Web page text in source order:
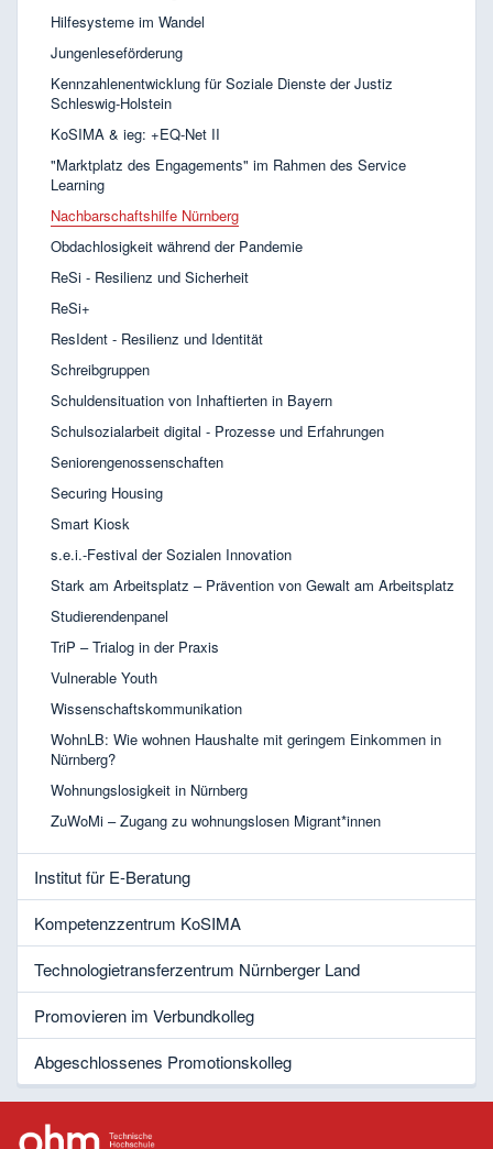
Hilfesysteme im Wandel
Jungenleseförderung
Kennzahlenentwicklung für Soziale Dienste der Justiz
Schleswig-Holstein
KoSIMA & ieg: +EQ-Net II
"Marktplatz des Engagements" im Rahmen des Service
Learning
Nachbarschaftshilfe Nürnberg
Obdachlosigkeit während der Pandemie
ReSi - Resilienz und Sicherheit
ReSi+
ResIdent - Resilienz und Identität
Schreibgruppen
Schuldensituation von Inhaftierten in Bayern
Schulsozialarbeit digital - Prozesse und Erfahrungen
Seniorengenossenschaften
Securing Housing
Smart Kiosk
s.e.i.-Festival der Sozialen Innovation
Stark am Arbeitsplatz – Prävention von Gewalt am Arbeitsplatz
Studierendenpanel
TriP – Trialog in der Praxis
Vulnerable Youth
Wissenschaftskommunikation
WohnLB: Wie wohnen Haushalte mit geringem Einkommen in
Nürnberg?
Wohnungslosigkeit in Nürnberg
ZuWoMi – Zugang zu wohnungslosen Migrant*innen
Institut für E-Beratung
Kompetenzzentrum KoSIMA
Technologietransferzentrum Nürnberger Land
Promovieren im Verbundkolleg
Abgeschlossenes Promotionskolleg